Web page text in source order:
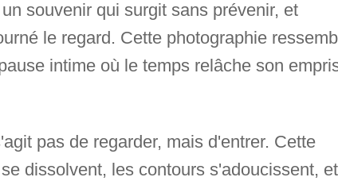
souvenir qui surgit sans prévenir, et
le regard. Cette photographie
intime où le temps relâche son
pas de regarder, mais d'entrer. Cette
dissolvent, les contours s'adoucissent,